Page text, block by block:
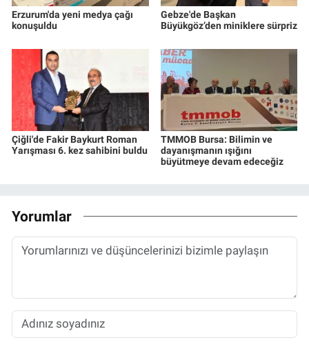
Erzurum'da yeni medya çağı
konuşuldu
Gebze'de Başkan
Büyükgöz’den miniklere sürpriz
Çiğli'de Fakir Baykurt Roman
Yarışması 6. kez sahibini buldu
TMMOB Bursa: Bilimin ve
dayanışmanın ışığını
büyütmeye devam edeceğiz
Yorumlar